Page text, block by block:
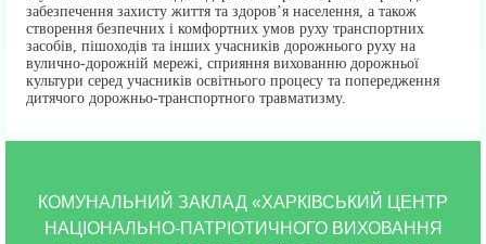
забезпечення захисту життя та здоров’я населення, а також
створення безпечних і комфортних умов руху транспортних
засобів, пішоходів та інших учасників дорожнього руху на
вулично-дорожній мережі, сприяння вихованню дорожньої
культури серед учасників освітнього процесу та попередження
дитячого дорожньо-транспортного травматизму.
КОМУНАЛЬНИЙ ЗАКЛАД «ХАРКІВСЬКИЙ ЦЕНТР
НАЦІОНАЛЬНО-ПАТРІОТИЧНОГО ВИХОВАННЯ